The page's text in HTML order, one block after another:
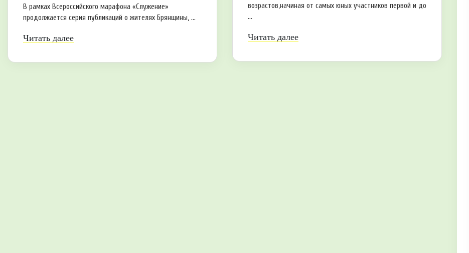
В рамках Всероссийского марафона «Служение»
продолжается серия публикаций о жителях Брянщины, ...
Читать далее
возрастов,начиная от самых юных участников первой и до
...
Читать далее